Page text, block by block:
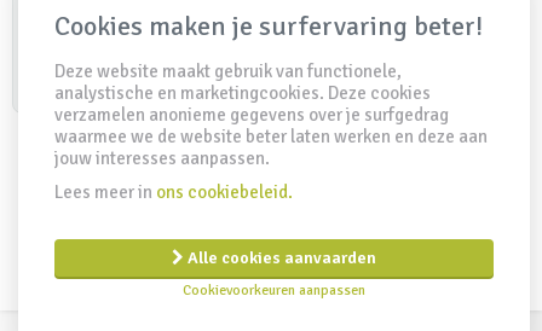
Created by Insucommerce
Cookies maken je surfervaring beter!
Deze website maakt gebruik van functionele,
analystische en marketingcookies. Deze cookies
verzamelen anonieme gegevens over je surfgedrag
waarmee we de website beter laten werken en deze aan
jouw interesses aanpassen.
Lees meer in ons cookiebeleid.
Alle cookies aanvaarden
Cookievoorkeuren aanpassen